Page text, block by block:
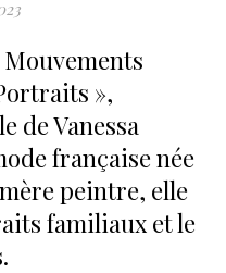
Mouvements
»,
de Vanessa
française née
peintre, elle
familiaux et le